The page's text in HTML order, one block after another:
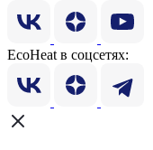
EcoHeat в соцсетях: